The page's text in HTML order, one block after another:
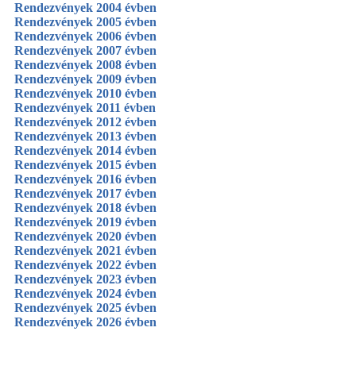
Rendezvények 2004 évben
Rendezvények 2005 évben
Rendezvények 2006 évben
Rendezvények 2007 évben
Rendezvények 2008 évben
Rendezvények 2009 évben
Rendezvények 2010 évben
Rendezvények 2011 évben
Rendezvények 2012 évben
Rendezvények 2013 évben
Rendezvények 2014 évben
Rendezvények 2015 évben
Rendezvények 2016 évben
Rendezvények 2017 évben
Rendezvények 2018 évben
Rendezvények 2019 évben
Rendezvények 2020 évben
Rendezvények 2021 évben
Rendezvények 2022 évben
Rendezvények 2023 évben
Rendezvények 2024 évben
Rendezvények 2025 évben
Rendezvények 2026 évben